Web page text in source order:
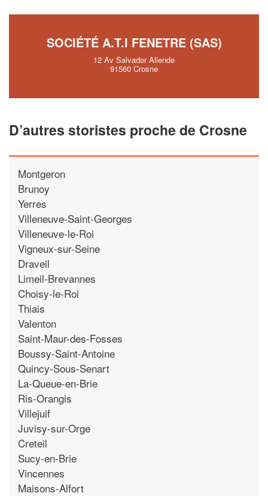
SOCIÉTÉ A.T.I FENETRE (SAS)
12 Av Salvador Allende
91560 Crosne
D’autres storistes proche de Crosne
Montgeron
Brunoy
Yerres
Villeneuve-Saint-Georges
Villeneuve-le-Roi
Vigneux-sur-Seine
Draveil
Limeil-Brevannes
Choisy-le-Roi
Thiais
Valenton
Saint-Maur-des-Fosses
Boussy-Saint-Antoine
Quincy-Sous-Senart
La-Queue-en-Brie
Ris-Orangis
Villejuif
Juvisy-sur-Orge
Creteil
Sucy-en-Brie
Vincennes
Maisons-Alfort
En savoir plus